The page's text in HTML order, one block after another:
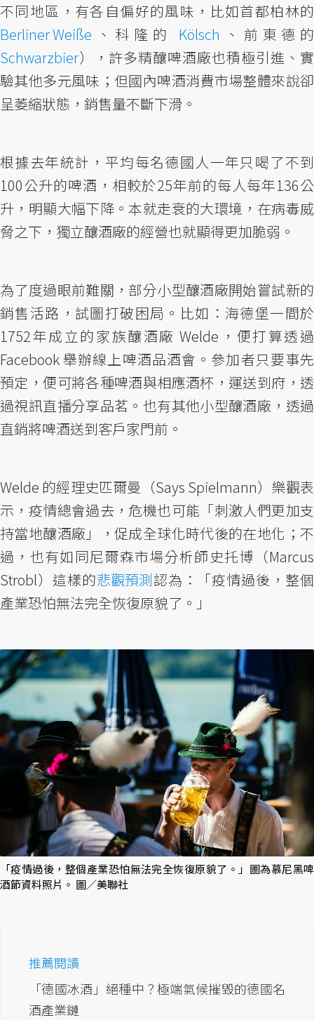
不同地區，有各自偏好的風味，比如首都柏林的
Berliner Weiße 、科隆的 Kölsch 、前東德的
Schwarzbier），許多精釀啤酒廠也積極引進、實
驗其他多元風味；但國內啤酒消費市場整體來說卻
呈萎縮狀態，銷售量不斷下滑。
根據去年統計，平均每名德國人一年只喝了不到
100公升的啤酒，相較於25年前的每人每年136公
升，明顯大幅下降。本就走衰的大環境，在病毒威
脅之下，獨立釀酒廠的經營也就顯得更加脆弱。
為了度過眼前難關，部分小型釀酒廠開始嘗試新的
銷售活路，試圖打破困局。比如：海德堡一間於
1752年成立的家族釀酒廠 Welde，便打算透過
Facebook 舉辦線上啤酒品酒會。參加者只要事先
預定，便可將各種啤酒與相應酒杯，運送到府，透
過視訊直播分享品茗。也有其他小型釀酒廠，透過
直銷將啤酒送到客戶家門前。
Welde 的經理史匹爾曼（Says Spielmann）樂觀表
示，疫情總會過去，危機也可能「刺激人們更加支
持當地釀酒廠」，促成全球化時代後的在地化；不
過，也有如同尼爾森市場分析師史托博（Marcus
Strobl）這樣的悲觀預測認為：「疫情過後，整個
產業恐怕無法完全恢復原貌了。」
「疫情過後，整個產業恐怕無法完全恢復原貌了。」圖為慕尼黑啤
酒節資料照片。 圖／美聯社
推薦閱讀
「德國冰酒」絕種中？極端氣候摧毀的德國名
酒產業鏈